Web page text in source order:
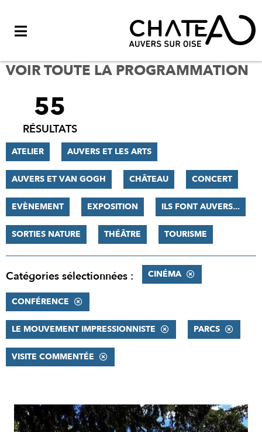
VOIR TOUTE LA PROGRAMMATION
FILTRER
RÉSULTATS
55
RÉSULTATS
ATELIER AUVERS ET LES ARTS
AUVERS ET VAN GOGH CHÂTEAU CONCERT
EVÈNEMENT EXPOSITION ILS FONT AUVERS...
SORTIES NATURE THÉÂTRE TOURISME
Catégories sélectionnées : CINÉMA
CONFÉRENCE
LE MOUVEMENT IMPRESSIONNISTE PARCS
VISITE COMMENTÉE
RÉSULTATS